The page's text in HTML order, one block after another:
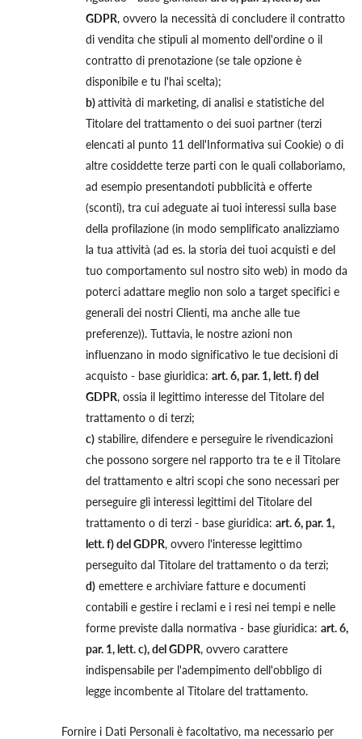
GDPR, ovvero la necessità di concludere il contratto
di vendita che stipuli al momento dell'ordine o il
contratto di prenotazione (se tale opzione è
disponibile e tu l'hai scelta);
b)attività di marketing, di analisi e statistiche del
Titolare del trattamento o dei suoi partner (terzi
elencati al punto 11 dell'Informativa sui Cookie) o di
altre cosiddette terze parti con le quali collaboriamo,
ad esempio presentandoti pubblicità e offerte
(sconti), tra cui adeguate ai tuoi interessi sulla base
della profilazione (in modo semplificato analizziamo
la tua attività (ad es. la storia dei tuoi acquisti e del
tuo comportamento sul nostro sito web) in modo da
poterci adattare meglio non solo a target specifici e
generali dei nostri Clienti, ma anche alle tue
preferenze)). Tuttavia, le nostre azioni non
influenzano in modo significativo le tue decisioni di
acquisto - base giuridica: art. 6, par. 1, lett. f) del
GDPR, ossia il legittimo interesse del Titolare del
trattamento o di terzi;
c) stabilire, difendere e perseguire le rivendicazioni
che possono sorgere nel rapporto tra te e il Titolare
del trattamento e altri scopi che sono necessari per
perseguire gli interessi legittimi del Titolare del
trattamento o di terzi - base giuridica: art. 6, par. 1,
lett. f) del GDPR, ovvero l'interesse legittimo
perseguito dal Titolare del trattamento o da terzi;
d) emettere e archiviare fatture e documenti
contabili e gestire i reclami e i resi nei tempi e nelle
forme previste dalla normativa - base giuridica: art. 6,
par. 1, lett. c), del GDPR, ovvero carattere
indispensabile per l'adempimento dell'obbligo di
legge incombente al Titolare del trattamento.
Fornire i Dati Personali è facoltativo, ma necessario per